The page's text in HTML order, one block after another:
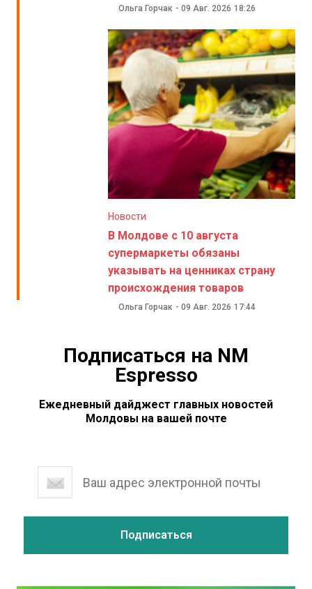
Ольга Горчак - 09 Авг. 2026 18:26
Новости
В Молдове с 10 августа
супермаркеты обязаны
указывать на ценниках страну
происхождения товаров
Ольга Горчак - 09 Авг. 2026 17:44
Подписаться на NM
Espresso
Ежедневный дайджест главных новостей
Молдовы на вашей почте